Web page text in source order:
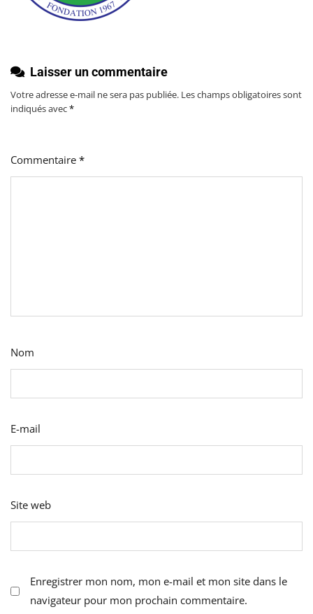
Laisser un commentaire
Votre adresse e-mail ne sera pas publiée. Les champs obligatoires sont
indiqués avec*
Commentaire *
Nom
E-mail
Site web
Enregistrer mon nom, mon e-mail et mon site dans le
navigateur pour mon prochain commentaire.